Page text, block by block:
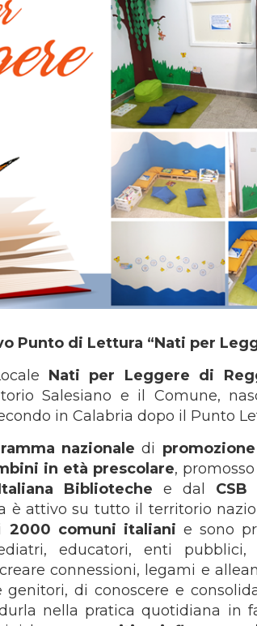
Punto di Lettura “Nati per
Nati per Leggere di
Salesiano e il Comune,
in Calabria dopo il Punto
nazionale di
in età prescolare, promosso
Biblioteche e dal CSB
è attivo su tutto il territorio
2000 comuni italiani e sono
educatori, enti
connessioni, legami e
di conoscere e
nella pratica quotidiana in